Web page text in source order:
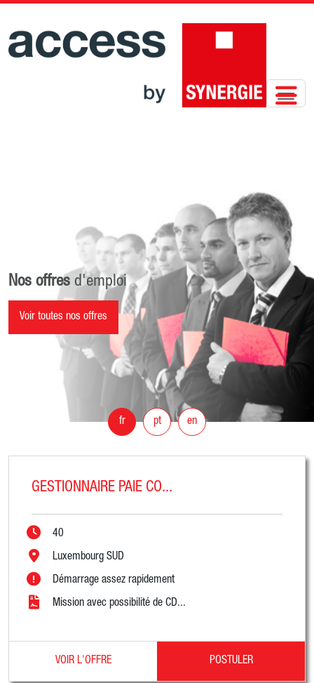
Nos offres d'emploi
Voir toutes nos offres
fr pt en
GESTIONNAIRE PAIE CO...
40
Luxembourg SUD
Démarrage assez rapidement
Mission avec possibilité de CD...
VOIR L'OFFRE POSTULER